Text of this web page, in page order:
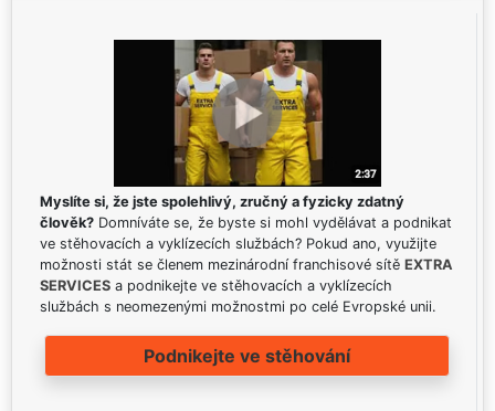
Myslíte si, že jste spolehlivý, zručný a fyzicky zdatný
člověk? Domníváte se, že byste si mohl vydělávat a podnikat
ve stěhovacích a vyklízecích službách? Pokud ano, využijte
možnosti stát se členem mezinárodní franchisové sítě EXTRA
SERVICES a podnikejte ve stěhovacích a vyklízecích
službách s neomezenými možnostmi po celé Evropské unii.
Podnikejte ve stěhování